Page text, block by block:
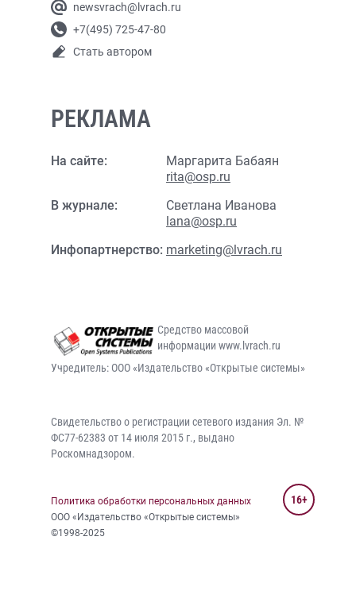
newsvrach@lvrach.ru
+7(495) 725-47-80
Стать автором
РЕКЛАМА
На сайте:
Маргарита Бабаян
rita@osp.ru
В журнале:
Светлана Иванова
lana@osp.ru
Инфопартнерство: marketing@lvrach.ru
Средство массовой
информации www.lvrach.ru
Учредитель: ООО «Издательство «Открытые системы»
Свидетельство о регистрации сетевого издания Эл. №
ФС77-62383 от 14 июля 2015 г., выдано
Роскомнадзором.
Политика обработки персональных данных
ООО «Издательство «Открытые системы»
©1998-2025
16+